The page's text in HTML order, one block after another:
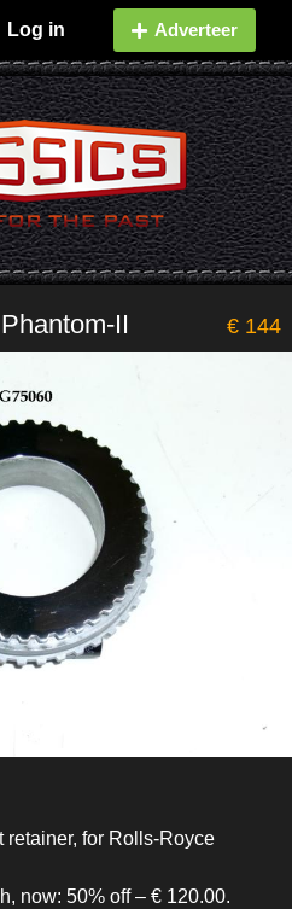
Log in Adverteer
II € 144
retainer, for Rolls-Royce
now: 50% off – € 120.00.